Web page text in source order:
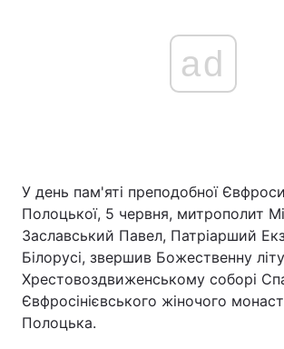
Головна Війна
Україна
ad
У день пам'яті преподобної
Полоцької, 5 червня, митрополит
Заславський Павел, Патріарший
Білорусі, звершив Божественну
Хрестовоздвиженському соборі
Євфросінієвського жіночого
Полоцька.